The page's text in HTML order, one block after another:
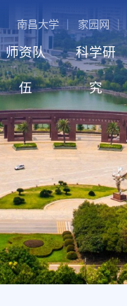
南昌大学 家园网
师资队
伍
科学研
究